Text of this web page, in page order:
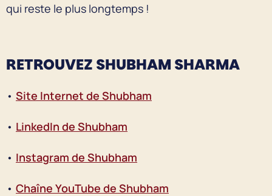
qui reste le plus longtemps !
RETROUVEZ SHUBHAM SHARMA
• Site Internet de Shubham
• LinkedIn de Shubham
• Instagram de Shubham
• Chaîne YouTube de Shubham